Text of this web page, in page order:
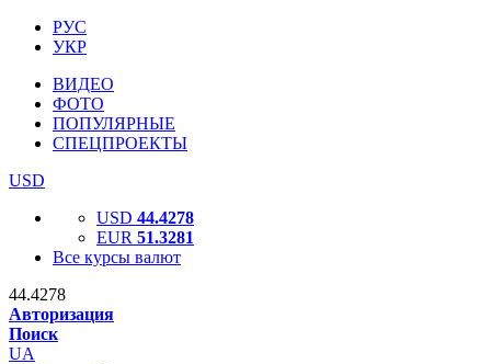
РУС
УКР
ВИДЕО
ФОТО
ПОПУЛЯРНЫЕ
СПЕЦПРОЕКТЫ
USD
USD 44.4278
EUR 51.3281
Все курсы валют
44.4278
Авторизация
Поиск
UA